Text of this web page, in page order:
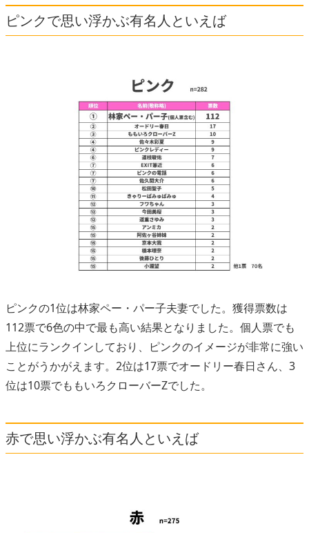
ピンクで思い浮かぶ有名人といえば
ピンクの1位は林家ペー・パー子夫妻でした。獲得票数は
112票で6色の中で最も高い結果となりました。個人票でも
上位にランクインしており、ピンクのイメージが非常に強い
ことがうかがえます。2位は17票でオードリー春日さん、3
位は10票でももいろクローバーZでした。
赤で思い浮かぶ有名人といえば